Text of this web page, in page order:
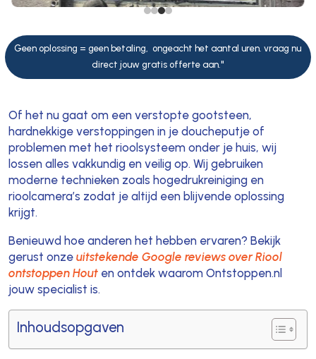
Geen oplossing = geen betaling, ongeacht het aantal uren. vraag nu
direct jouw gratis offerte aan."
Of het nu gaat om een verstopte gootsteen,
hardnekkige verstoppingen in je doucheputje of
problemen met het rioolsysteem onder je huis, wij
lossen alles vakkundig en veilig op. Wij gebruiken
moderne technieken zoals hogedrukreiniging en
rioolcamera’s zodat je altijd een blijvende oplossing
krijgt.
Benieuwd hoe anderen het hebben ervaren? Bekijk
gerust onze uitstekende Google reviews over Riool
ontstoppen Houten ontdek waarom Ontstoppen.nl
jouw specialist is.
Inhoudsopgaven